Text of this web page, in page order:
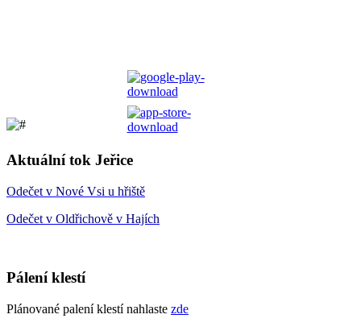
Aktuální tok Jeřice
Odečet v Nové Vsi u hřiště
Odečet v Oldřichově v Hajích
Pálení klestí
Plánované palení klestí nahlaste zde